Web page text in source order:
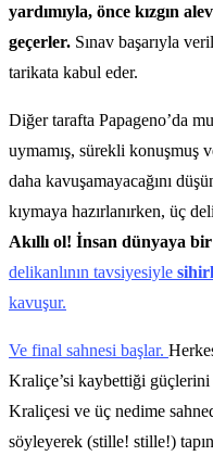
yardımıyla, önce kızgın
geçerler. Sınav başarıyla
tarikata kabul eder.
Diğer tarafta Papageno’da
uymamış, sürekli konuşmuş
daha kavuşamayacağını
kıymaya hazırlanırken, üç
Akıllı ol! İnsan dünyaya
delikanlının tavsiyesiyle
kavuşur.
Ve final sahnesi başlar.
Kraliçe’si kaybettiği güçlerini
Kraliçesi ve üç nedime
söyleyerek (stille! stille!)